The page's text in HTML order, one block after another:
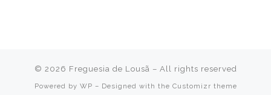
© 2026 Freguesia de Lousã – All rights reserved
Powered by WP – Designed with the Customizr theme